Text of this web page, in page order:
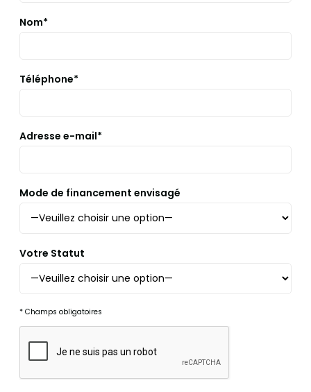
Nom*
Téléphone*
Adresse e-mail*
Mode de financement envisagé
Votre Statut
* Champs obligatoires